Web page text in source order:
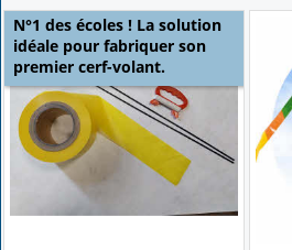
N°1 des écoles ! La solution
idéale pour fabriquer son
premier cerf-volant.